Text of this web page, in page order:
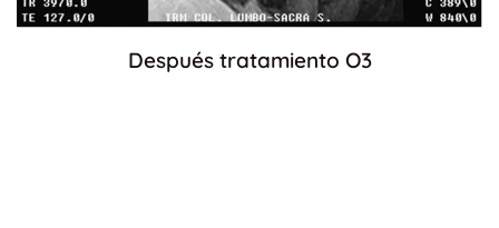
Después tratamiento O3